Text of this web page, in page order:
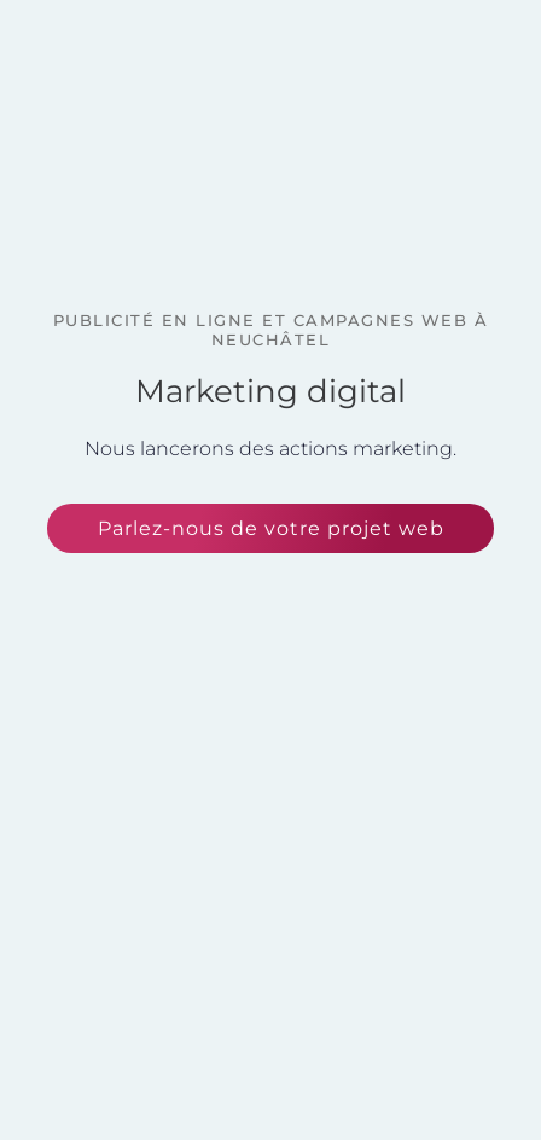
PUBLICITÉ EN LIGNE ET CAMPAGNES WEB À
NEUCHÂTEL
Marketing digital
Nous lancerons des actions marketing.
Parlez-nous de votre projet web